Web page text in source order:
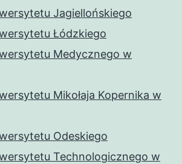
Jagiellońskiego
Łódzkiego
Medycznego w
Mikołaja Kopernika w
Odeskiego
Technologicznego w